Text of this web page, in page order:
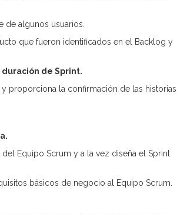
de algunos usuarios.
que fueron identificados en el Backlog y
duración de Sprint.
y proporciona la confirmación de las historias
Equipo Scrum y a la vez diseña el Sprint
básicos de negocio al Equipo Scrum.